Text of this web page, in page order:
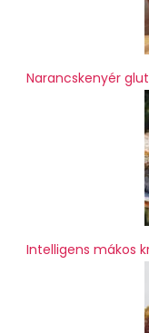
Narancskenyér
Intelligens mákos